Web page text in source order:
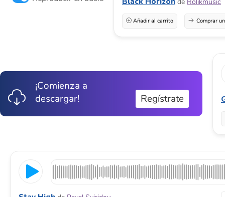
Añadir al carrito Comprar
¡Comienza a
descargar!
Regístrate